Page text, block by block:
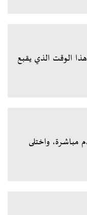
الوقت الذي يقبع
مباشرة، واختلى